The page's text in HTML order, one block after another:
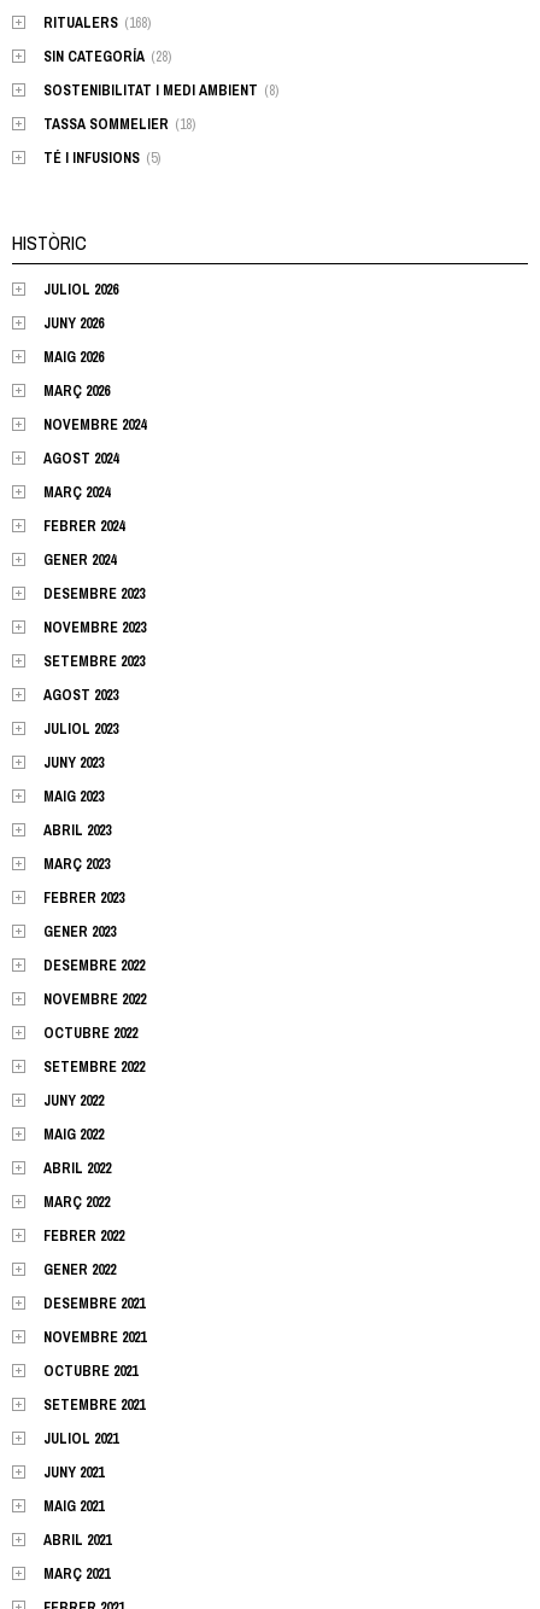
RITUALERS (168)
SIN CATEGORÍA (28)
SOSTENIBILITAT I MEDI AMBIENT (8)
TASSA SOMMELIER (18)
TÉ I INFUSIONS (5)
HISTÒRIC
JULIOL 2026
JUNY 2026
MAIG 2026
MARÇ 2026
NOVEMBRE 2024
AGOST 2024
MARÇ 2024
FEBRER 2024
GENER 2024
DESEMBRE 2023
NOVEMBRE 2023
SETEMBRE 2023
AGOST 2023
JULIOL 2023
JUNY 2023
MAIG 2023
ABRIL 2023
MARÇ 2023
FEBRER 2023
GENER 2023
DESEMBRE 2022
NOVEMBRE 2022
OCTUBRE 2022
SETEMBRE 2022
JUNY 2022
MAIG 2022
ABRIL 2022
MARÇ 2022
FEBRER 2022
GENER 2022
DESEMBRE 2021
NOVEMBRE 2021
OCTUBRE 2021
SETEMBRE 2021
JULIOL 2021
JUNY 2021
MAIG 2021
ABRIL 2021
MARÇ 2021